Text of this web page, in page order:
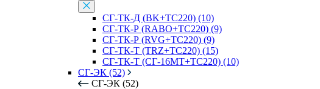
СГ-ТК-Д (BK+ТС220) (10)
СГ-ТК-Р (RABO+ТС220) (9)
СГ-ТК-Р (RVG+ТС220) (9)
СГ-ТК-Т (TRZ+ТС220) (15)
СГ-ТК-Т (СГ-16МТ+ТС220) (10)
СГ-ЭК (52)
СГ-ЭК (52)